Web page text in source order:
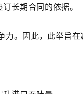
长期合同的依据。
。因此，此举旨在